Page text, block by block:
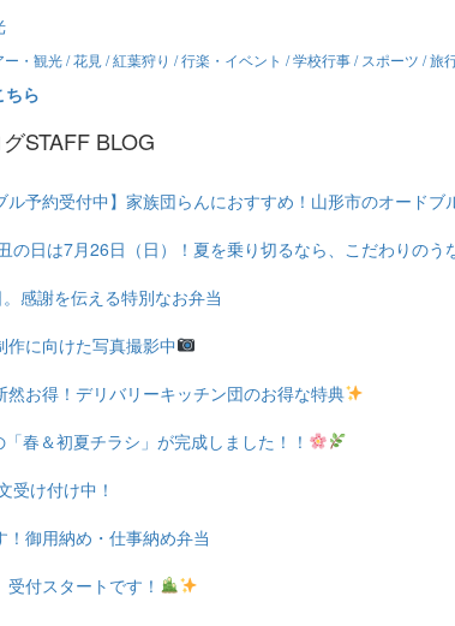
ー・観光 / 花見 / 紅葉狩り / 行楽・イベント / 学校行事 / スポーツ / 旅
ちら
STAFF BLOG
ル予約受付中】家族団らんにおすすめ！山形市のオード
の日は7月26日（日）！夏を乗り切るなら、こだわりのう
感謝を伝える特別なお弁当
作に向けた写真撮影中
然お得！デリバリーキッチン団のお得な特典
春＆初夏チラシ」が完成しました！！
受け付け中！
！御用納め・仕事納め弁当
付スタートです！